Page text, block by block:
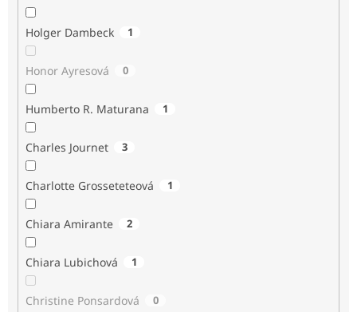
Holger Dambeck 1
Honor Ayresová 0
Humberto R. Maturana 1
Charles Journet 3
Charlotte Grosseteteová 1
Chiara Amirante 2
Chiara Lubichová 1
Christine Ponsardová 0